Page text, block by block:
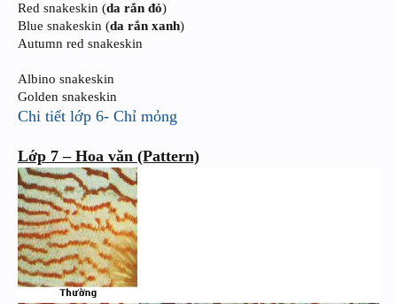
Red snakeskin (da rắn đỏ)
Blue snakeskin (da rắn xanh)
Autumn red snakeskin
Albino snakeskin
Golden snakeskin
Chi tiết lớp 6- Chỉ mỏng
Lớp 7 – Hoa văn (Pattern)